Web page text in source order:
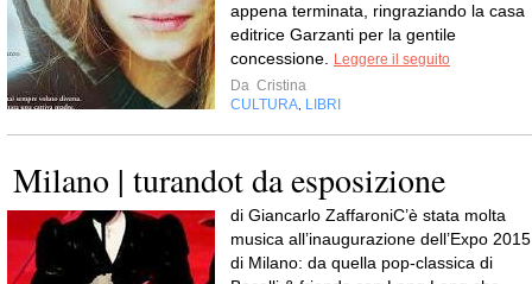
appena terminata, ringraziando la casa
editrice Garzanti per la gentile
concessione.
Leggere il seguito
Da Cristina
CULTURA LIBRI
Milano | turandot da esposizione
di Giancarlo ZaffaroniC’è stata molta
musica all’inaugurazione dell’Expo 2015
di Milano: da quella pop-classica di